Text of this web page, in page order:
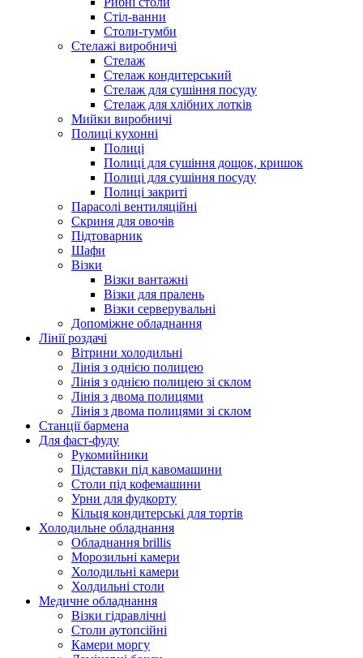
Стіл-ванни
Столи-тумби
Стелажі виробничі
Стелаж
Стелаж кондитерський
Стелаж для сушіння посуду
Стелаж для хлібних лотків
Мийки виробничі
Полиці кухонні
Полиці
Полиці для сушіння дощок, кришок
Полиці для сушіння посуду
Полиці закриті
Парасолі вентиляційні
Скриня для овочів
Підтоварник
Шафи
Візки
Візки вантажні
Візки для пралень
Візки серверувальні
Допоміжне обладнання
Лінії роздачі
Вітрини холодильні
Лінія з однією полицею
Лінія з однією полицею зі склом
Лінія з двома полицями
Лінія з двома полицями зі склом
Станції бармена
Для фаст-фуду
Рукомийники
Підставки під кавомашини
Столи під кофемашини
Урни для фудкорту
Кільця кондитерські для тортів
Холодильне обладнання
Обладнання brillis
Морозильні камери
Холодильні камери
Холдильні столи
Медичне обладнання
Візки гідравлічні
Столи аутопсійні
Камери моргу